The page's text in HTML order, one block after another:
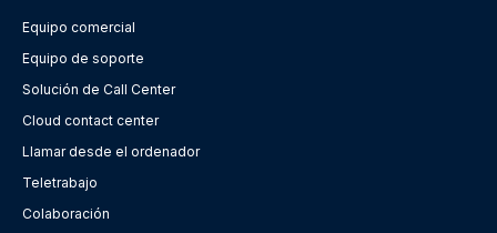
Equipo comercial
Equipo de soporte
Solución de Call Center
Cloud contact center
Llamar desde el ordenador
Teletrabajo
Colaboración